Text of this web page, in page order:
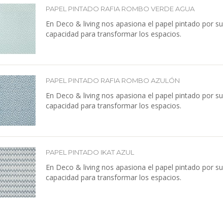
PAPEL PINTADO RAFIA ROMBO VERDE AGUA
En Deco & living nos apasiona el papel pintado por su
capacidad para transformar los espacios.
PAPEL PINTADO RAFIA ROMBO AZULÓN
En Deco & living nos apasiona el papel pintado por su
capacidad para transformar los espacios.
PAPEL PINTADO IKAT AZUL
En Deco & living nos apasiona el papel pintado por su
capacidad para transformar los espacios.